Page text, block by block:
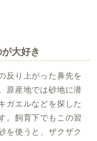
大好き
反り上がった鼻先を
原産地では砂地に潜
ガエルなどを探した
。飼育下でもこの習
を使うと、ザクザク